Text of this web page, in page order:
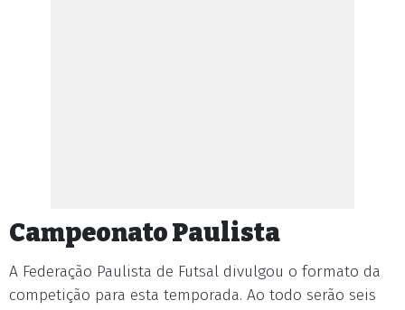
Campeonato Paulista
A Federação Paulista de Futsal divulgou o formato da
competição para esta temporada. Ao todo serão seis